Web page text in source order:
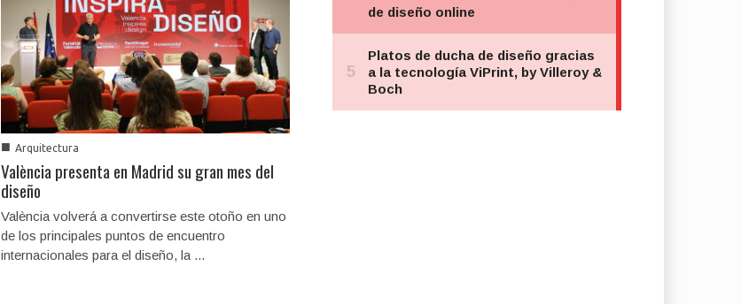
■ Arquitectura
València presenta en Madrid su gran mes del
diseño
València volverá a convertirse este otoño en uno
de los principales puntos de encuentro
internacionales para el diseño, la ...